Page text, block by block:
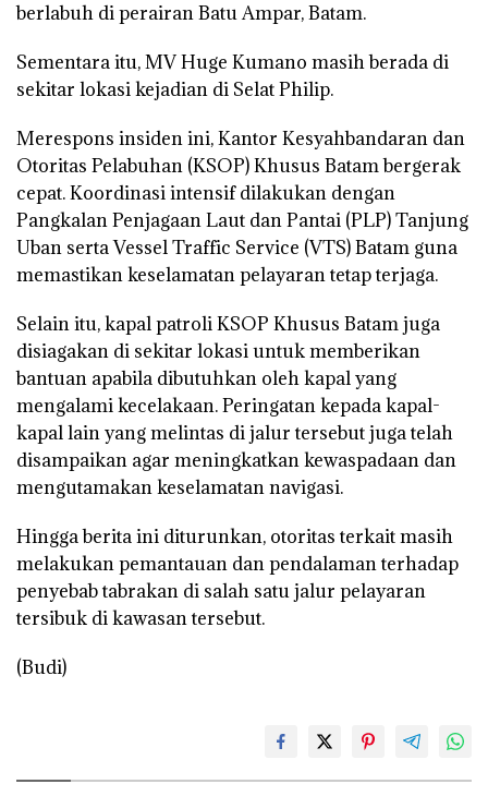
berlabuh di perairan Batu Ampar, Batam.
Sementara itu, MV Huge Kumano masih berada di
sekitar lokasi kejadian di Selat Philip.
Merespons insiden ini, Kantor Kesyahbandaran dan
Otoritas Pelabuhan (KSOP) Khusus Batam bergerak
cepat. Koordinasi intensif dilakukan dengan
Pangkalan Penjagaan Laut dan Pantai (PLP) Tanjung
Uban serta Vessel Traffic Service (VTS) Batam guna
memastikan keselamatan pelayaran tetap terjaga.
Selain itu, kapal patroli KSOP Khusus Batam juga
disiagakan di sekitar lokasi untuk memberikan
bantuan apabila dibutuhkan oleh kapal yang
mengalami kecelakaan. Peringatan kepada kapal-
kapal lain yang melintas di jalur tersebut juga telah
disampaikan agar meningkatkan kewaspadaan dan
mengutamakan keselamatan navigasi.
Hingga berita ini diturunkan, otoritas terkait masih
melakukan pemantauan dan pendalaman terhadap
penyebab tabrakan di salah satu jalur pelayaran
tersibuk di kawasan tersebut.
(Budi)